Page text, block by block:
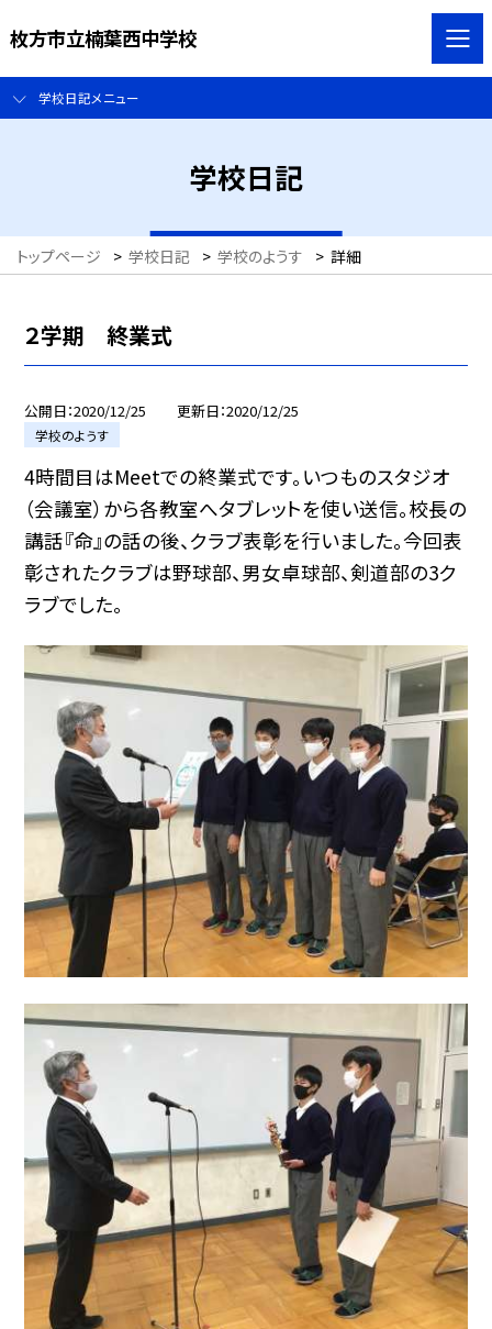
枚方市立楠葉西中学校
学校日記メニュー
学校日記
トップページ > 学校日記 > 学校のようす > 詳細
２学期 終業式
公開日 2020/12/25 更新日 2020/12/25
学校のようす
4時間目はMeetでの終業式です。いつものスタジオ
（会議室）から各教室へタブレットを使い送信。校長の
講話『命』の話の後、クラブ表彰を行いました。今回表
彰されたクラブは野球部、男女卓球部、剣道部の3ク
ラブでした。